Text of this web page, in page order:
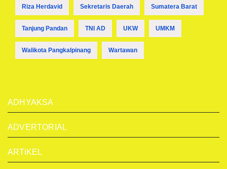
Riza Herdavid Sekretaris Daerah Sumatera Barat
Tanjung Pandan TNI AD UKW UMKM
Walikota Pangkalpinang Wartawan
ADHYAKSA
ADVERTORIAL
ARTiKEL